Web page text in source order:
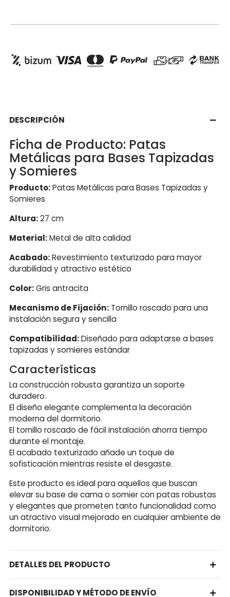
DESCRIPCIÓN
Ficha de Producto: Patas
Metálicas para Bases Tapizadas
y Somieres
Producto:Patas Metálicas para Bases Tapizadas y
Somieres
Altura:27 cm
Material:Metal de alta calidad
Acabado:Revestimiento texturizado para mayor
durabilidad y atractivo estético
Color:Gris antracita
Mecanismo de Fijación: Tornillo roscado para una
instalación segura y sencilla
Compatibilidad:Diseñado para adaptarse a bases
tapizadas y somieres estándar
Características
La construcción robusta garantiza un soporte
duradero.
El diseño elegante complementa la decoración
moderna del dormitorio.
El tornillo roscado de fácil instalación ahorra tiempo
durante el montaje.
El acabado texturizado añade un toque de
sofisticación mientras resiste el desgaste.
Este producto es ideal para aquellos que buscan
elevar su base de cama o somier con patas robustas
y elegantes que prometen tanto funcionalidad como
un atractivo visual mejorado en cualquier ambiente de
dormitorio.
DETALLES DEL PRODUCTO
DISPONIBILIDAD Y MÉTODO DE ENVÍO